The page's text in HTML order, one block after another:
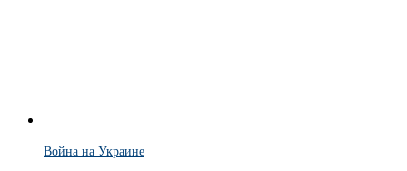
Война на Украине